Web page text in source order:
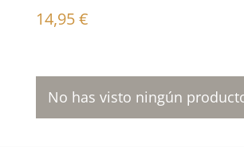
14,95€
No has visto ningún